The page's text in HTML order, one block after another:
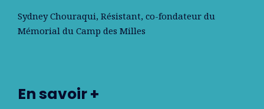
Sydney Chouraqui, Résistant, co-fondateur du
Mémorial du Camp des Milles
En savoir +